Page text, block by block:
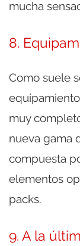
mucha
8.
Como suele
muy
nueva gama
compuesta
elementos
packs.
9. A la